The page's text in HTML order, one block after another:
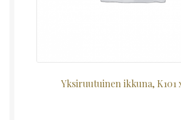
Yksiruutuinen ikkuna, K101